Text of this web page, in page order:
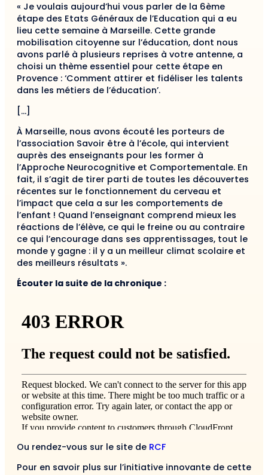
« Je voulais aujourd’hui vous parler de la 6ème
étape des Etats Généraux de l’Education qui a eu
lieu cette semaine à Marseille. Cette grande
mobilisation citoyenne sur l’éducation, dont nous
avons parlé à plusieurs reprises à votre antenne, a
choisi un thème essentiel pour cette étape en
Provence : ‘Comment attirer et fidéliser les talents
dans les métiers de l’éducation’.
[…]
À Marseille, nous avons écouté les porteurs de
l’association Savoir être à l’école, qui intervient
auprès des enseignants pour les former à
l’Approche Neurocognitive et Comportementale. En
fait, il s’agit de tirer parti de toutes les découvertes
récentes sur le fonctionnement du cerveau et
l’impact que cela a sur les comportements de
l’enfant ! Quand l’enseignant comprend mieux les
réactions de l’élève, ce qui le freine ou au contraire
ce qui l’encourage dans ses apprentissages, tout le
monde y gagne : il y a un meilleur climat scolaire et
des meilleurs résultats ».
Écouter la suite de la chronique :
Ou rendez-vous sur le site de RCF
Pour en savoir plus sur l’initiative innovante de cette